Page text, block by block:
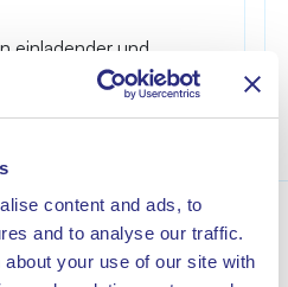
content and ads, to
and to analyse our traffic.
your use of our site with
einladender und
die einen erholsamen
vom Meer von
möchten.